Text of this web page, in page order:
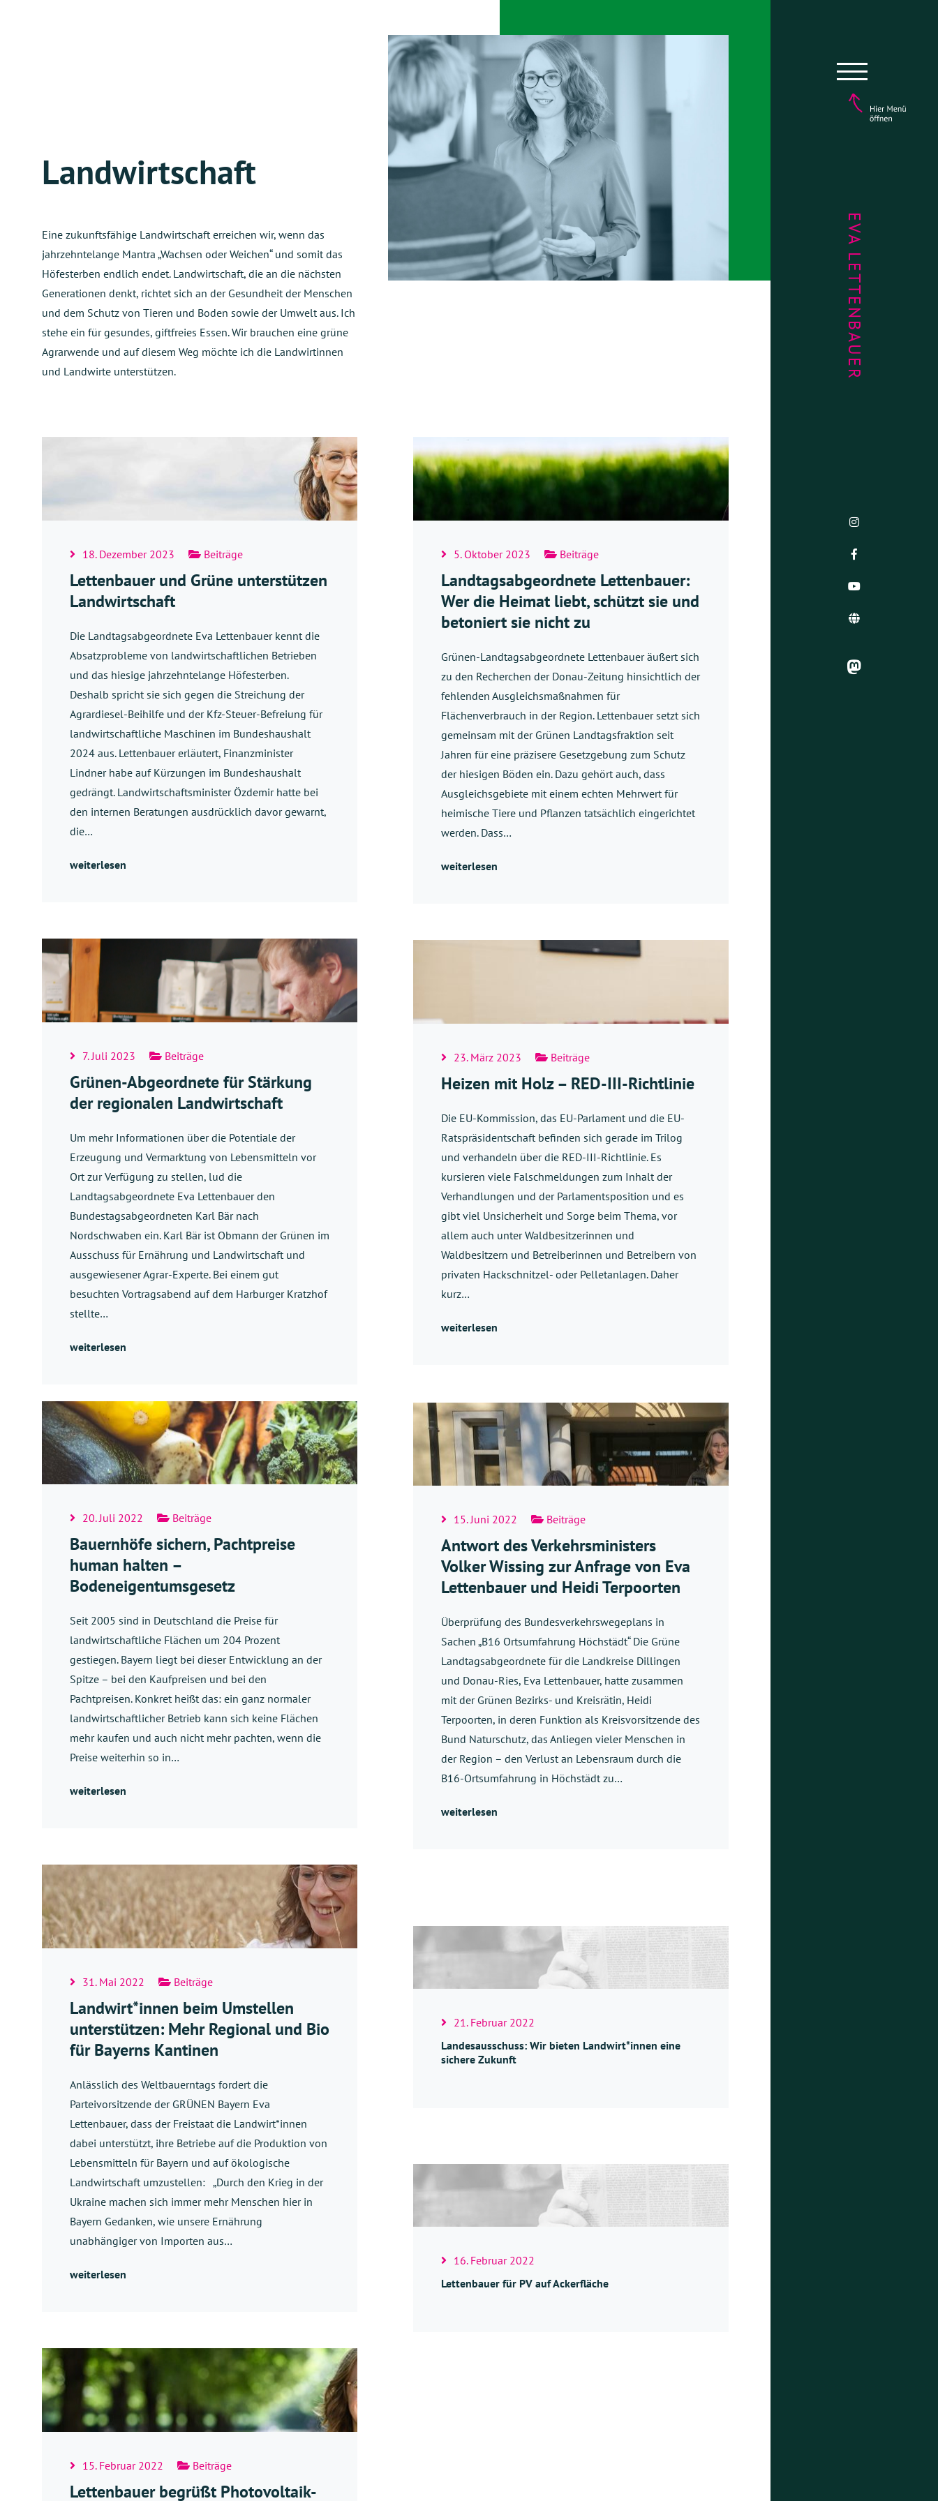
EVA LETTENBAUER
Landwirtschaft
Eine zukunftsfähige Landwirtschaft erreichen wir, wenn das
jahrzehntelange Mantra „Wachsen oder Weichen“ und somit das
Höfesterben endlich endet. Landwirtschaft, die an die nächsten
Generationen denkt, richtet sich an der Gesundheit der Menschen
und dem Schutz von Tieren und Boden sowie der Umwelt aus. Ich
stehe ein für gesundes, giftfreies Essen. Wir brauchen eine grüne
Agrarwende und auf diesem Weg möchte ich die Landwirtinnen
und Landwirte unterstützen.
18. Dezember 2023 Beiträge
Lettenbauer und Grüne unterstützen
Landwirtschaft
Die Landtagsabgeordnete Eva Lettenbauer kennt die
Absatzprobleme von landwirtschaftlichen Betrieben
und das hiesige jahrzehntelange Höfesterben.
Deshalb spricht sie sich gegen die Streichung der
Agrardiesel-Beihilfe und der Kfz-Steuer-Befreiung für
landwirtschaftliche Maschinen im Bundeshaushalt
2024 aus. Lettenbauer erläutert, Finanzminister
Lindner habe auf Kürzungen im Bundeshaushalt
gedrängt. Landwirtschaftsminister Özdemir hatte bei
den internen Beratungen ausdrücklich davor gewarnt,
die…
weiterlesen
5. Oktober 2023 Beiträge
Landtagsabgeordnete Lettenbauer:
Wer die Heimat liebt, schützt sie und
betoniert sie nicht zu
Grünen-Landtagsabgeordnete Lettenbauer äußert sich
zu den Recherchen der Donau-Zeitung hinsichtlich der
fehlenden Ausgleichsmaßnahmen für
Flächenverbrauch in der Region. Lettenbauer setzt sich
gemeinsam mit der Grünen Landtagsfraktion seit
Jahren für eine präzisere Gesetzgebung zum Schutz
der hiesigen Böden ein. Dazu gehört auch, dass
Ausgleichsgebiete mit einem echten Mehrwert für
heimische Tiere und Pflanzen tatsächlich eingerichtet
werden. Dass…
weiterlesen
7. Juli 2023 Beiträge
Grünen-Abgeordnete für Stärkung
der regionalen Landwirtschaft
Um mehr Informationen über die Potentiale der
Erzeugung und Vermarktung von Lebensmitteln vor
Ort zur Verfügung zu stellen, lud die
Landtagsabgeordnete Eva Lettenbauer den
Bundestagsabgeordneten Karl Bär nach
Nordschwaben ein. Karl Bär ist Obmann der Grünen im
Ausschuss für Ernährung und Landwirtschaft und
ausgewiesener Agrar-Experte. Bei einem gut
besuchten Vortragsabend auf dem Harburger Kratzhof
stellte…
weiterlesen
23. März 2023 Beiträge
Heizen mit Holz – RED-III-Richtlinie
Die EU-Kommission, das EU-Parlament und die EU-
Ratspräsidentschaft befinden sich gerade im Trilog
und verhandeln über die RED-III-Richtlinie. Es
kursieren viele Falschmeldungen zum Inhalt der
Verhandlungen und der Parlamentsposition und es
gibt viel Unsicherheit und Sorge beim Thema, vor
allem auch unter Waldbesitzerinnen und
Waldbesitzern und Betreiberinnen und Betreibern von
privaten Hackschnitzel- oder Pelletanlagen. Daher
kurz…
weiterlesen
20. Juli 2022 Beiträge
Bauernhöfe sichern, Pachtpreise
human halten –
Bodeneigentumsgesetz
Seit 2005 sind in Deutschland die Preise für
landwirtschaftliche Flächen um 204 Prozent
gestiegen. Bayern liegt bei dieser Entwicklung an der
Spitze – bei den Kaufpreisen und bei den
Pachtpreisen. Konkret heißt das: ein ganz normaler
landwirtschaftlicher Betrieb kann sich keine Flächen
mehr kaufen und auch nicht mehr pachten, wenn die
Preise weiterhin so in…
weiterlesen
15. Juni 2022 Beiträge
Antwort des Verkehrsministers
Volker Wissing zur Anfrage von Eva
Lettenbauer und Heidi Terpoorten
Überprüfung des Bundesverkehrswegeplans in
Sachen „B16 Ortsumfahrung Höchstädt“ Die Grüne
Landtagsabgeordnete für die Landkreise Dillingen
und Donau-Ries, Eva Lettenbauer, hatte zusammen
mit der Grünen Bezirks- und Kreisrätin, Heidi
Terpoorten, in deren Funktion als Kreisvorsitzende des
Bund Naturschutz, das Anliegen vieler Menschen in
der Region – den Verlust an Lebensraum durch die
B16-Ortsumfahrung in Höchstädt zu…
weiterlesen
31. Mai 2022 Beiträge
Landwirt*innen beim Umstellen
unterstützen: Mehr Regional und Bio
für Bayerns Kantinen
Anlässlich des Weltbauerntags fordert die
Parteivorsitzende der GRÜNEN Bayern Eva
Lettenbauer, dass der Freistaat die Landwirt*innen
dabei unterstützt, ihre Betriebe auf die Produktion von
Lebensmitteln für Bayern und auf ökologische
Landwirtschaft umzustellen: „Durch den Krieg in der
Ukraine machen sich immer mehr Menschen hier in
Bayern Gedanken, wie unsere Ernährung
unabhängiger von Importen aus…
weiterlesen
21. Februar 2022
Landesausschuss: Wir bieten Landwirt*innen eine
sichere Zukunft
16. Februar 2022
Lettenbauer für PV auf Ackerfläche
15. Februar 2022 Beiträge
Lettenbauer begrüßt Photovoltaik-